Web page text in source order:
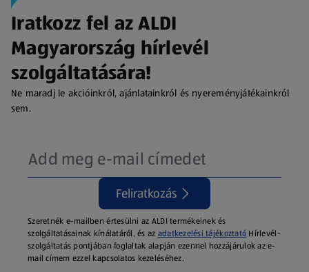
Iratkozz fel az ALDI
Magyarország hírlevél
szolgáltatására!
Ne maradj le akcióinkról, ajánlatainkról és nyereményjátékainkról
sem.
Feliratkozás
Szeretnék e-mailben értesülni az ALDI termékeinek és
szolgáltatásainak kínálatáról, és az adatkezelési tájékoztató Hírlevél-
szolgáltatás pontjában foglaltak alapján ezennel hozzájárulok az e-
mail címem ezzel kapcsolatos kezeléséhez.